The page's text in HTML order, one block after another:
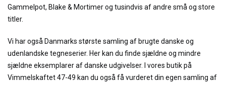
Gammelpot, Blake & Mortimer og tusindvis af andre små og store
titler.
Vi har også Danmarks største samling af brugte danske og
udenlandske tegneserier. Her kan du finde sjældne og mindre
sjældne eksemplarer af danske udgivelser. I vores butik på
Vimmelskaftet 47-49 kan du også få vurderet din egen samling af